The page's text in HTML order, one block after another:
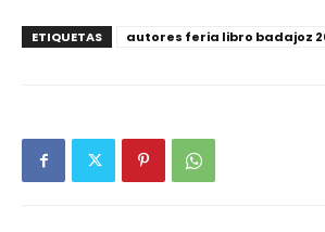
ETIQUETAS autores feria libro badajoz